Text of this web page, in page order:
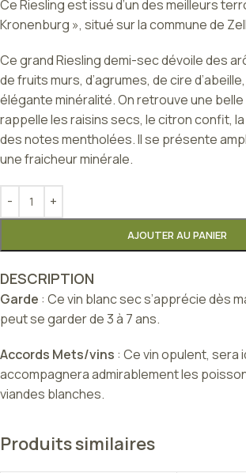
Ce Riesling est issu d’un des meilleurs
Kronenburg », situé sur la commune de
Ce grand Riesling demi-sec dévoile des
de fruits murs, d’agrumes, de cire
élégante minéralité. On retrouve une
rappelle les raisins secs, le citron confit, la
des notes mentholées. Il se présente
une fraicheur minérale.
AJOUTER AU PANIER
DESCRIPTION
Garde : Ce vin blanc sec s’apprécie dès
peut se garder de 3 à 7 ans.
Accords Mets/vins : Ce vin opulent, sera
accompagnera admirablement les
viandes blanches.
Produits similaires